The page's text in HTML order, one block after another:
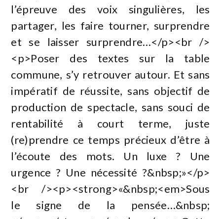
l’épreuve des voix singulières, les
partager, les faire tourner, surprendre
et se laisser surprendre…</p><br />
<p>Poser des textes sur la table
commune, s’y retrouver autour. Et sans
impératif de réussite, sans objectif de
production de spectacle, sans souci de
rentabilité à court terme, juste
(re)prendre ce temps précieux d’être à
l’écoute des mots. Un luxe ? Une
urgence ? Une nécessité ?&nbsp;»</p>
<br /><p><strong>«&nbsp;<em>Sous
le signe de la pensée…&nbsp;